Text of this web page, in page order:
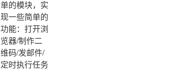
单的模块，实
现一些简单的
功能：打开浏
览器/制作二
维码/发邮件/
定时执行任务